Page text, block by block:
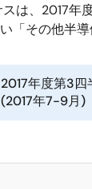
は、2017年
その他半導
2017年度第3四
(2017年7-9月)